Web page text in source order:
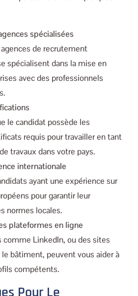
spécialisées
de recrutement
spécialisent dans la mise en
avec des professionnels
le candidat possède les
requis pour travailler en tant
travaux dans votre pays.
internationale
ayant une expérience sur
pour garantir leur
normes locales.
plateformes en ligne
comme LinkedIn, ou des sites
bâtiment, peuvent vous aider à
compétents.